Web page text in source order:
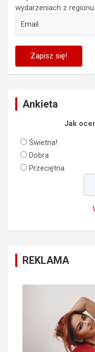
wydarzeniach z regionu
Ankieta
Jak
Świetna!
Dobra
Przeciętna
REKLAMA